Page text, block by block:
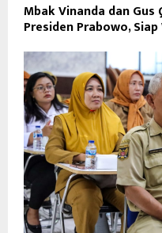
Mbak Vinanda dan
Presiden Prabowo,